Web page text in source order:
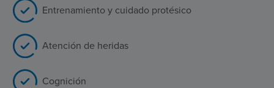
Entrenamiento y cuidado protésico
Atención de heridas
Cognición